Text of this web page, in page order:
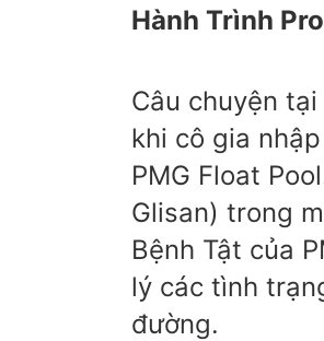
Hành Trình
Câu chuyện
khi cô gia
PMG Float
Glisan) trong
Bệnh Tật của
lý các tình
đường.